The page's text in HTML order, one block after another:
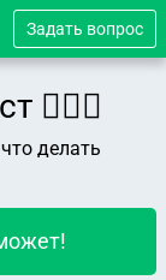
Задать вопрос
👨🏻‍⚖️
делать